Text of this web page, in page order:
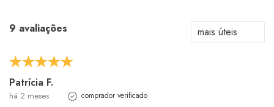
9 avaliações
Patrícia F.
há 2 meses comprador verificado